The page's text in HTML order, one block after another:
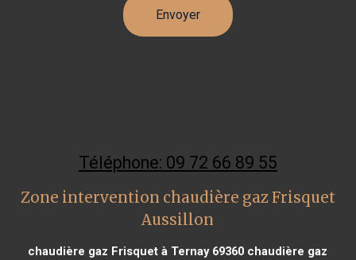
Téléphone: 09 72 66 89 55
Zone intervention chaudière gaz Frisquet
Aussillon
chaudière gaz Frisquet à Ternay 69360 chaudière gaz